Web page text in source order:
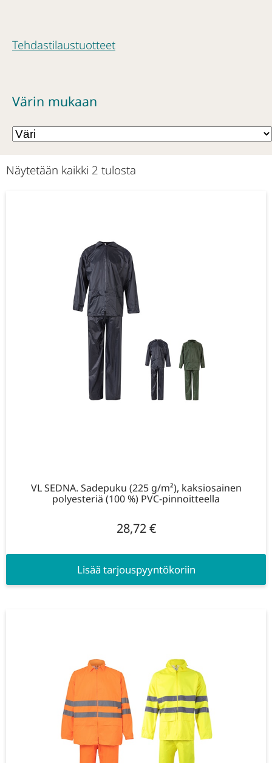
Tehdastilaustuotteet
Värin mukaan
Näytetään kaikki 2 tulosta
VL SEDNA. Sadepuku (225 g/m²), kaksiosainen
polyesteriä (100 %) PVC-pinnoitteella
28,72€
Lisää tarjouspyyntökoriin